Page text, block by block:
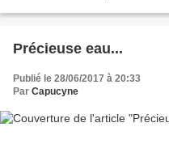
Précieuse eau...
Publié le 28/06/2017 à 20:33
Par Capucyne